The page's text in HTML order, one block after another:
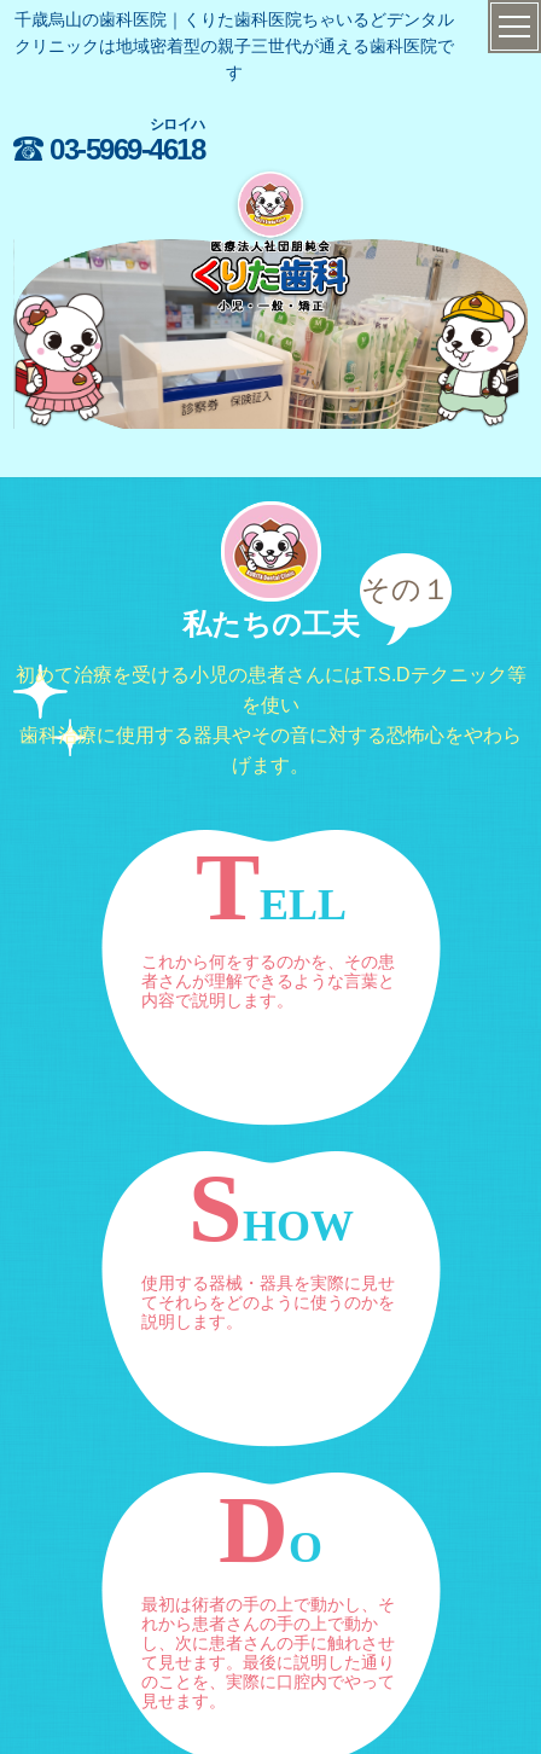
千歳烏山の歯科医院｜くりた歯科医院ちゃいるどデンタル
クリニックは地域密着型の親子三世代が通える歯科医院で
す
03-5969-4618
シロイハ
私たちの工夫
その１
初めて治療を受ける小児の患者さんにはT.S.Dテクニック等
を使い
歯科治療に使用する器具やその音に対する恐怖心をやわら
げます。
TELL
これから何をするのかを、その患
者さんが理解できるような言葉と
内容で説明します。
SHOW
使用する器械・器具を実際に見せ
てそれらをどのように使うのかを
説明します。
DO
最初は術者の手の上で動かし、そ
れから患者さんの手の上で動か
し、次に患者さんの手に触れさせ
て見せます。最後に説明した通り
のことを、実際に口腔内でやって
見せます。